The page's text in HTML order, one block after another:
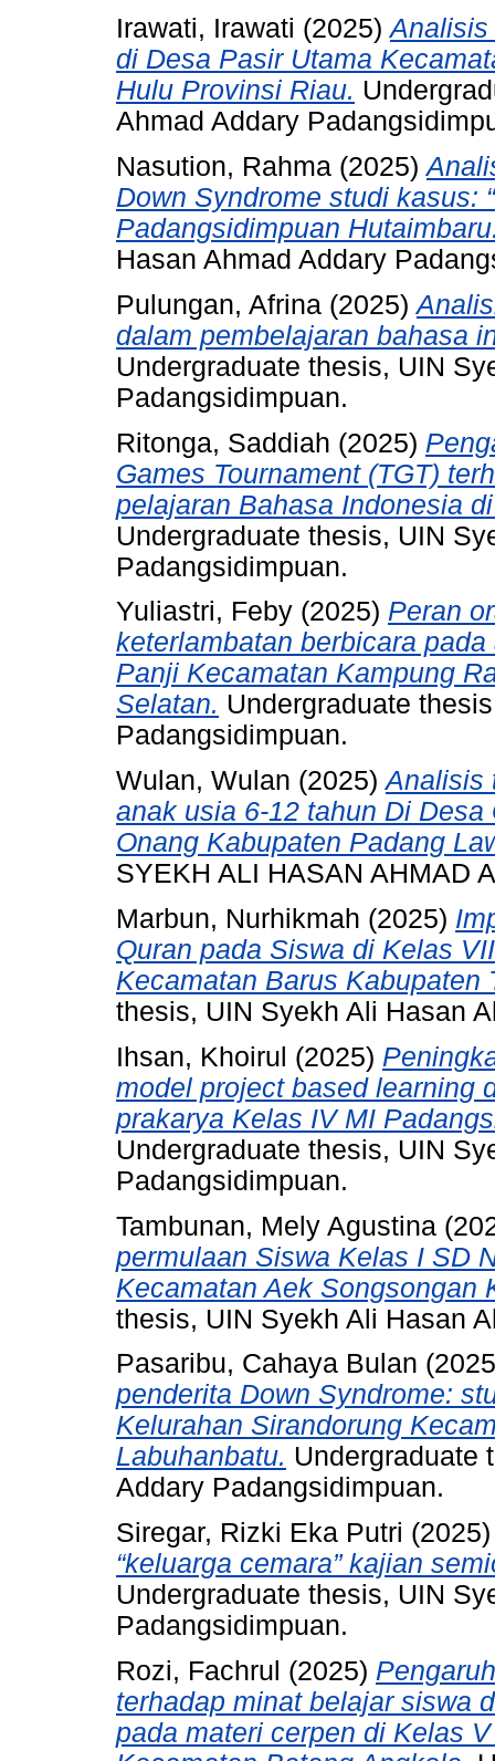
Irawati, Irawati (2025)Analisis
di Desa Pasir Utama
Hulu Provinsi Riau.
Ahmad Addary
Nasution, Rahma (2025)
Down Syndrome studi kasus:
Padangsidimpuan
Hasan Ahmad Addary
Pulungan, Afrina (2025)
dalam pembelajaran bahasa
Undergraduate thesis, UIN
Padangsidimpuan.
Ritonga, Saddiah (2025)
Games Tournament (TGT)
pelajaran Bahasa Indonesia
Undergraduate thesis, UIN
Padangsidimpuan.
Yuliastri, Feby (2025) Peran
keterlambatan berbicara
Panji Kecamatan Kampung
Selatan. Undergraduate
Padangsidimpuan.
Wulan, Wulan (2025)Analisis
anak usia 6-12 tahun Di
Onang Kabupaten Padang
SYEKH ALI HASAN AHMAD
Marbun, Nurhikmah (2025)
Quran pada Siswa di Kelas
Kecamatan Barus Kabupaten
thesis, UIN Syekh Ali Hasan
Ihsan, Khoirul (2025)
model project based learning
prakarya Kelas IV MI
Undergraduate thesis, UIN
Padangsidimpuan.
Tambunan, Mely Agustina
permulaan Siswa Kelas I SD
Kecamatan Aek Songsongan
thesis, UIN Syekh Ali Hasan
Pasaribu, Cahaya Bulan
penderita Down Syndrome:
Kelurahan Sirandorung
Labuhanbatu. Undergraduate
Addary Padangsidimpuan.
Siregar, Rizki Eka Putri
“keluarga cemara” kajian
Undergraduate thesis, UIN
Padangsidimpuan.
Rozi, Fachrul (2025)
terhadap minat belajar siswa
pada materi cerpen di Kelas